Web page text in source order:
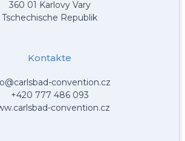
360 01 Karlovy Vary
Tschechische Republik
Kontakte
convention.cz
+420 777 486 093
convention.cz